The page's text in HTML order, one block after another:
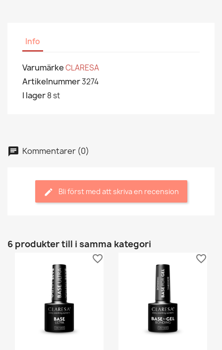
Info
VarumärkeCLARESA
Artikelnummer3274
I lager8 st
Kommentarer (0)
Bli först med att skriva en recension
6 produkter till i samma kategori
favorite_border favorite_border